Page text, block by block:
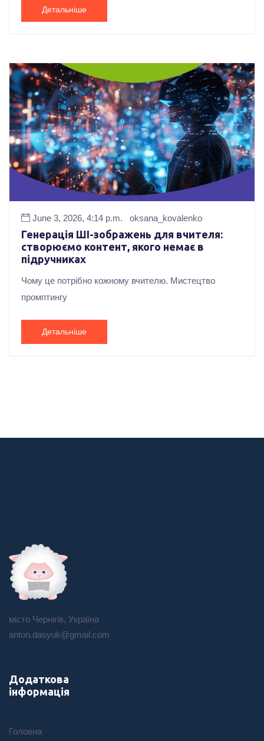
Детальніше
June 3, 2026, 4:14 p.m. oksana_kovalenko
Генерація ШІ-зображень для вчителя:
створюємо контент, якого немає в
підручниках
Чому це потрібно кожному вчителю. Мистецтво
промптингу
Детальніше
місто Чернігів, Україна
anton.dasyuk@gmail.com
Додаткова
інформація
Головна